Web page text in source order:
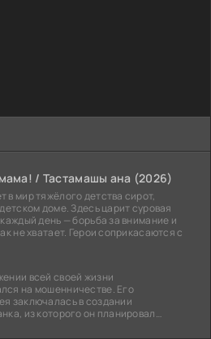
/ Тастамашы ана (2026)
в мир тяжёлого детства сирот,
доме. Здесь царит суровая
день — борьба за внимание и
не хватает. Герои соприкасаются с
всей своей жизни
на мошенничестве. Его
заключалась в создании
из которого он планировал